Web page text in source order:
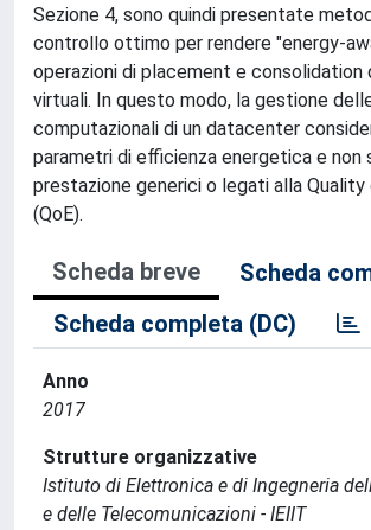
Sezione 4, sono quindi presentate
controllo ottimo per rendere "energy-
operazioni di placement e consolidation
virtuali. In questo modo, la gestione
computazionali di un datacenter
parametri di efficienza energetica e non
prestazione generici o legati alla
(QoE).
Scheda breve
Scheda
Scheda completa (DC)
Anno
2017
Strutture organizzative
Istituto di Elettronica e di Ingegneria
e delle Telecomunicazioni - IEIIT